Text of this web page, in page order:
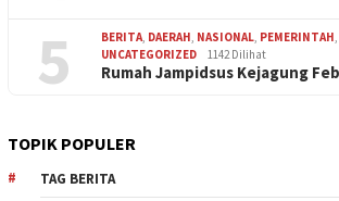
5 BERITA, DAERAH, NASIONAL, PEMERINTAH,
UNCATEGORIZED
1142 Dilihat
Rumah Jampidsus Kejagung
TOPIK POPULER
TAG BERITA